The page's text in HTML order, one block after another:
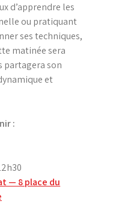
d’apprendre les
ou pratiquant
ses techniques,
matinée sera
partagera son
et
:
— 8 place du